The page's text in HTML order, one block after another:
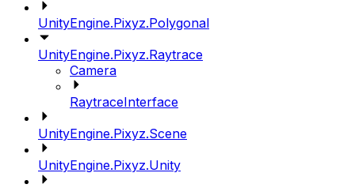
UnityEngine.Pixyz.Polygonal
UnityEngine.Pixyz.Raytrace
Camera
RaytraceInterface
UnityEngine.Pixyz.Scene
UnityEngine.Pixyz.Unity